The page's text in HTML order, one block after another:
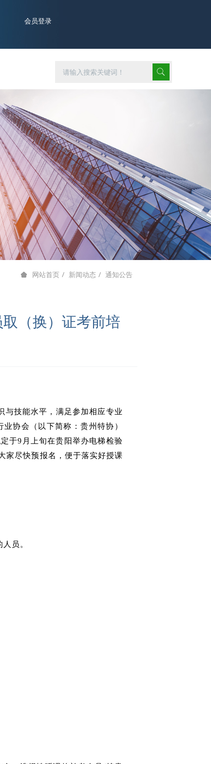
网站首页 新闻动态 通知公告
（换）证考前培
与技能水平，满足参加相应专业
协会（以下简称：贵州特协）
于9月上旬在贵阳举办电梯检验
家尽快预报名，便于落实好授课
员。